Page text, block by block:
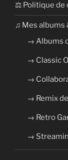
⚖ Politique de
​​♫ Mes albums
→ Albums
→ Classic
→
→ Remix
→ Retro
→